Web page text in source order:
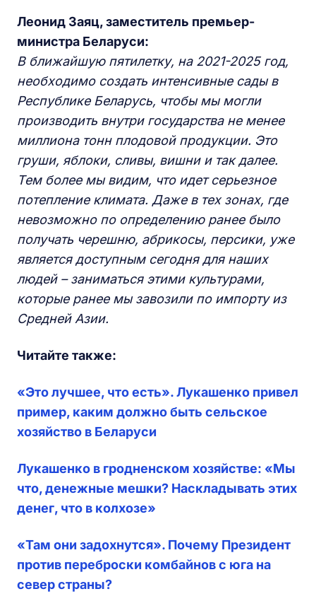
Леонид Заяц, заместитель премьер-
министра Беларуси:
В ближайшую пятилетку, на 2021-2025 год,
необходимо создать интенсивные сады в
Республике Беларусь, чтобы мы могли
производить внутри государства не менее
миллиона тонн плодовой продукции. Это
груши, яблоки, сливы, вишни и так далее.
Тем более мы видим, что идет серьезное
потепление климата. Даже в тех зонах, где
невозможно по определению ранее было
получать черешню, абрикосы, персики, уже
является доступным сегодня для наших
людей – заниматься этими культурами,
которые ранее мы завозили по импорту из
Средней Азии.
Читайте также:
«Это лучшее, что есть». Лукашенко привел
пример, каким должно быть сельское
хозяйство в Беларуси
Лукашенко в гродненском хозяйстве: «Мы
что, денежные мешки? Наскладывать этих
денег, что в колхозе»
«Там они задохнутся». Почему Президент
против переброски комбайнов с юга на
север страны?